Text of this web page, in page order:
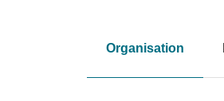
Organisation